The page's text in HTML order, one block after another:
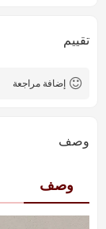
تقييم
إضافة مراجعة
وصف
وصف